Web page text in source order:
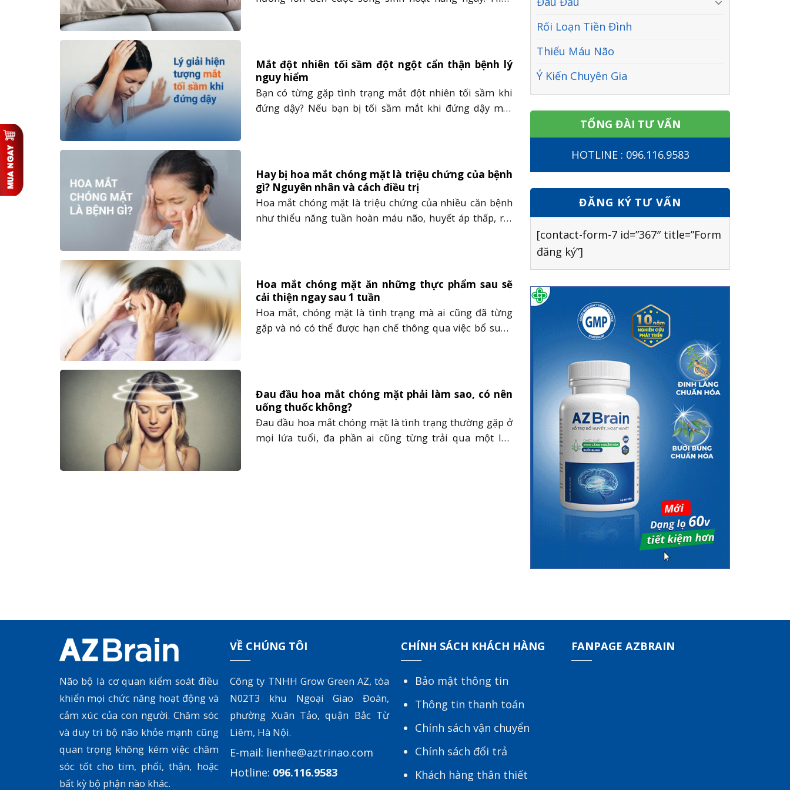
Mắt đột nhiên tối sầm đột ngột cẩn thận bệnh lý
nguy hiểm
Bạn có từng gặp tình trạng mắt đột nhiên tối sầm khi
đứng dậy? Nếu bạn bị tối sầm mắt khi đứng dậy một
Hay bị hoa mắt chóng mặt là triệu chứng của bệnh
gì? Nguyên nhân và cách điều trị
Hoa mắt chóng mặt là triệu chứng của nhiều căn bệnh
như thiểu năng tuần hoàn máu não, huyết áp thấp, rối
Hoa mắt chóng mặt ăn những thực phẩm sau sẽ
cải thiện ngay sau 1 tuần
Hoa mắt, chóng mặt là tình trạng mà ai cũng đã từng
gặp và nó có thể được hạn chế thông qua việc bổ sung
Đau đầu hoa mắt chóng mặt phải làm sao, có nên
uống thuốc không?
Đau đầu hoa mắt chóng mặt là tình trạng thường gặp ở
mọi lứa tuổi, đa phần ai cũng từng trải qua một lần
Rối Loạn Tiền Đình
Thiếu Máu Não
Ý Kiến Chuyên Gia
TỔNG ĐÀI TƯ VẤN
HOTLINE : 096.116.9583
ĐĂNG KÝ TƯ VẤN
[contact-form-7 id=”367″ title=”Form
đăng ký”]
Não bộ là cơ quan kiểm soát điều
khiển mọi chức năng hoạt động và
cảm xúc của con người. Chăm sóc
và duy trì bộ não khỏe mạnh cũng
quan trọng không kém việc chăm
sóc tốt cho tim, phổi, thận, hoặc
bất kỳ bộ phận nào khác.
VỀ CHÚNG TÔI
Công ty TNHH Grow Green AZ, tòa
N02T3 khu Ngoại Giao Đoàn,
phường Xuân Tảo, quận Bắc Từ
Liêm, Hà Nội.
E-mail: lienhe@aztrinao.com
Hotline: 096.116.9583
CHÍNH SÁCH KHÁCH HÀNG
Bảo mật thông tin
Thông tin thanh toán
Chính sách vận chuyển
Chính sách đổi trả
Khách hàng thân thiết
FANPAGE AZBRAIN